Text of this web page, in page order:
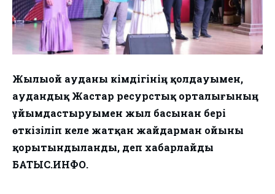
Жылыой ауданы әкімдігінің қолдауымен,
аудандық Жастар ресурстық орталығының
ұйымдастыруымен жыл басынан бері
өткізіліп келе жатқан жайдарман ойыны
қорытындыланды, деп хабарлайды
БАТЫС.ИНФО.